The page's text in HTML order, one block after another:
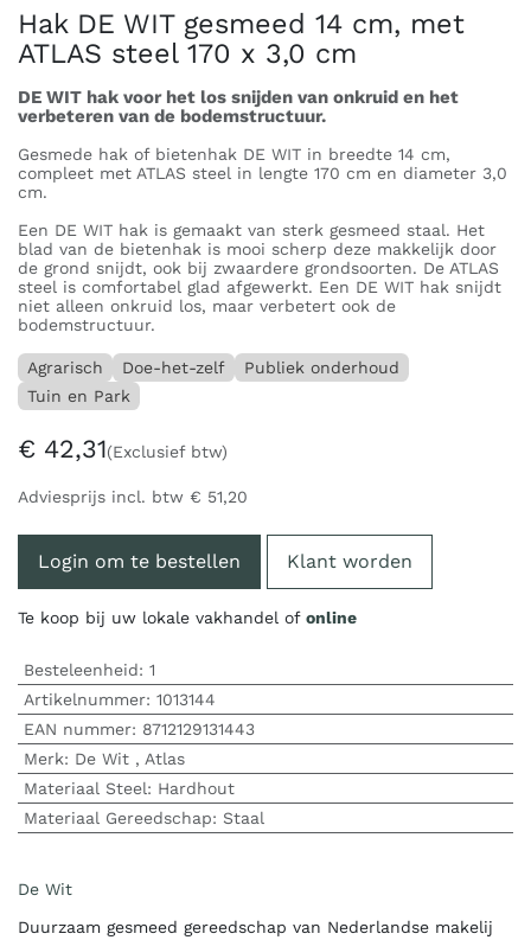
Hak DE WIT gesmeed 14 cm, met
ATLAS steel 170 x 3,0 cm
DE WIT hak voor het los snijden van onkruid en het
verbeteren van de bodemstructuur.
Gesmede hak of bietenhak DE WIT in breedte 14 cm,
compleet met ATLAS steel in lengte 170 cm en diameter 3,0
cm.
Een DE WIT hak is gemaakt van sterk gesmeed staal. Het
blad van de bietenhak is mooi scherp deze makkelijk door
de grond snijdt, ook bij zwaardere grondsoorten. De ATLAS
steel is comfortabel glad afgewerkt. Een DE WIT hak snijdt
niet alleen onkruid los, maar verbetert ook de
bodemstructuur.
Agrarisch Doe-het-zelf
Publiek onderhoud
Tuin en Park
€ 42,31(Exclusief btw)
Adviesprijs incl. btw € 51,20
Login om te bestellen Klant worden
Te koop bij uw lokale vakhandel of online
Besteleenheid: 1
Artikelnummer: 1013144
EAN nummer: 8712129131443
Merk: De Wit, Atlas
Materiaal Steel: Hardhout
Materiaal Gereedschap: Staal
De Wit
Duurzaam gesmeed gereedschap van Nederlandse makelij